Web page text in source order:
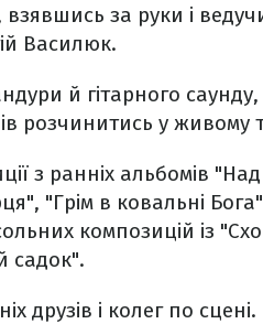
за руки і
Василюк.
й гітарного саунду,
розчинитись у живому
з ранніх альбомів
"Грім в ковальні
композицій із
садок".
друзів і колег по